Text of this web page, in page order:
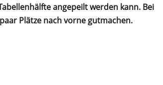
angepeilt werden kann. Bei
Plätze nach vorne gutmachen.